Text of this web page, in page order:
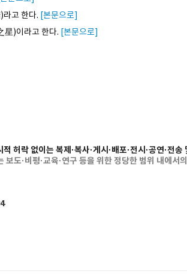
고 한다. [본문으로]
)이라고 한다. [본문으로]
허락 없이는 복제·복사·게시·배포·전시·공연·전
도·비평·교육·연구 등을 위한 정당한 범위 내에서